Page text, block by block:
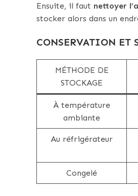
Ensuite, il faut nettoyer
stocker alors dans un
CONSERVATION ET
MÉTHODE DE
STOCKAGE
À température
ambiante
Au réfrigérateur
Congelé